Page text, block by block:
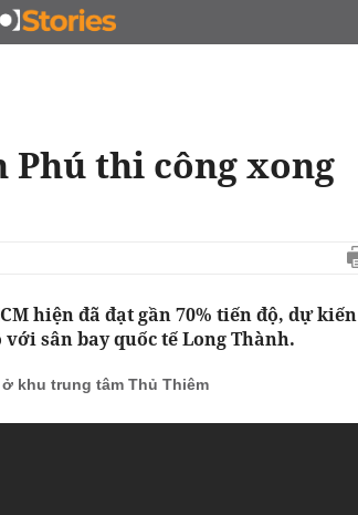
THẦU KINH DOANH
thi công xong
hiện đã đạt gần 70% tiến độ, dự kiến
sân bay quốc tế Long Thành.
khu trung tâm Thủ Thiêm